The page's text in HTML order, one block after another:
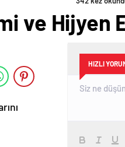
ve Hijyen
HIZLI